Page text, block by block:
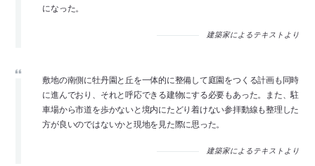
になった。
建築家によるテキストより
敷地の南側に牡丹園と丘を一体的に整備して庭園をつくる計画も同時
に進んでおり、それと呼応できる建物にする必要もあった。また、駐
車場から市道を歩かないと境内にたどり着けない参拝動線も整理した
方が良いのではないかと現地を見た際に思った。
建築家によるテキストより